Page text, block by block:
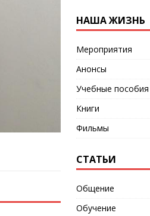
НАША ЖИЗНЬ
Мероприятия
Анонсы
Учебные пособия
Книги
Фильмы
СТАТЬИ
Общение
Обучение